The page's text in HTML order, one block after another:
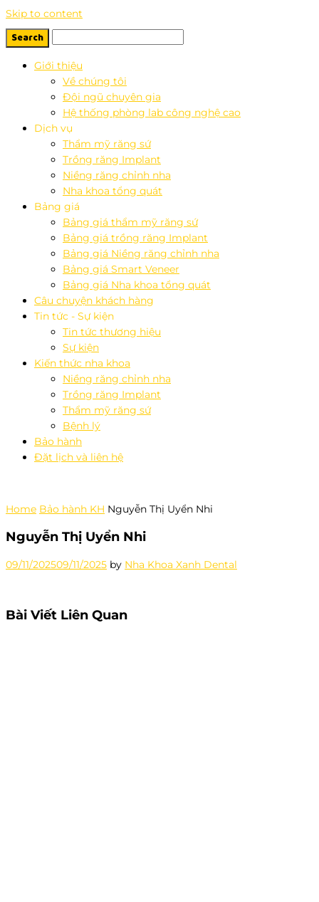
Skip to content
Giới thiệu
Về chúng tôi
Đội ngũ chuyên gia
Hệ thống phòng lab công nghệ cao
Dịch vụ
Thẩm mỹ răng sứ
Trồng răng Implant
Niềng răng chỉnh nha
Nha khoa tổng quát
Bảng giá
Bảng giá thẩm mỹ răng sứ
Bảng giá trồng răng Implant
Bảng giá Niềng răng chỉnh nha
Bảng giá Smart Veneer
Bảng giá Nha khoa tổng quát
Câu chuyện khách hàng
Tin tức - Sự kiện
Tin tức thương hiệu
Sự kiện
Kiến thức nha khoa
Niềng răng chỉnh nha
Trồng răng Implant
Thẩm mỹ răng sứ
Bệnh lý
Bảo hành
Đặt lịch và liên hệ
Home Bảo hành KH Nguyễn Thị Uyển Nhi
Nguyễn Thị Uyển Nhi
09/11/202509/11/2025 by Nha Khoa Xanh Dental
Bài Viết Liên Quan